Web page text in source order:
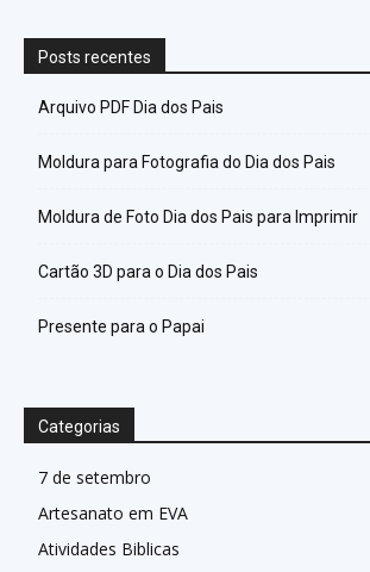
Posts recentes
Arquivo PDF Dia dos Pais
Moldura para Fotografia do Dia dos Pais
Moldura de Foto Dia dos Pais para Imprimir
Cartão 3D para o Dia dos Pais
Presente para o Papai
Categorias
7 de setembro
Artesanato em EVA
Atividades Biblicas